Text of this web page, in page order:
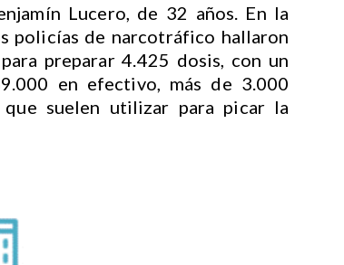
Lucero, de 32 años. En la
policías de narcotráfico hallaron
preparar 4.425 dosis, con un
en efectivo, más de 3.000
suelen utilizar para picar la